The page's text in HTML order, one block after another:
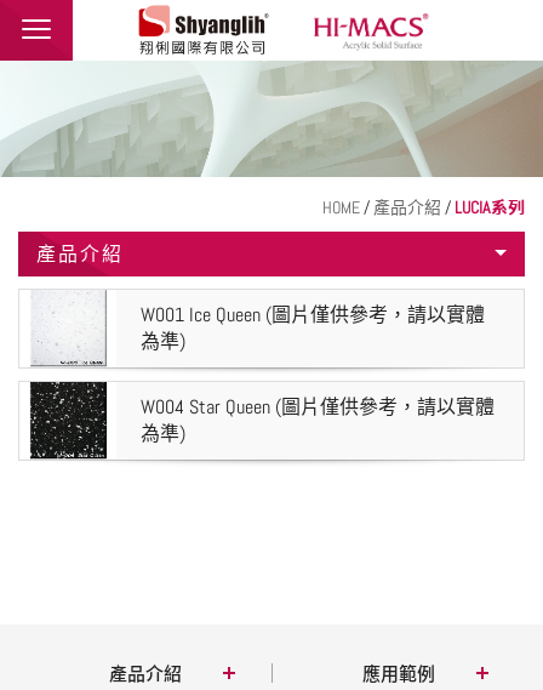
翔俐國際有限公司
品牌介紹
最新消息
聯絡我們
HOME/ 產品介紹 / LUCIA系列
產品介紹
W001 Ice Queen (圖片僅供參考，請以實體
為準)
W004 Star Queen (圖片僅供參考，請以實體
為準)
產品介紹 應用範例